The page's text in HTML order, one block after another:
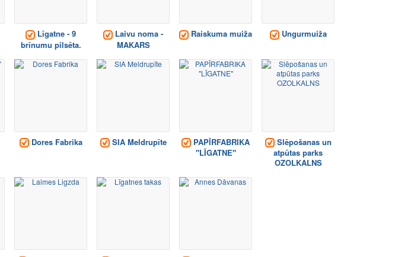
Līgatne - 9
brīnumu pilsēta.
Laivu noma -
MAKARS
Raiskuma muiža Ungurmuiža
Dores Fabrika SIA Meldrupīte
PAPĪRFABRIKA
"LĪGATNE"
Slēpošanas un
atpūtas parks
OZOLKALNS